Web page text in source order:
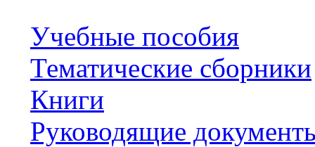
Учебные пособия
Тематические сборники
Книги
Руководящие